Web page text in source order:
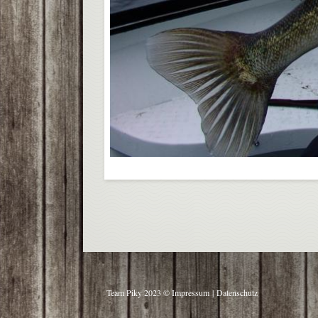
Team Piky 2023 ©Impressum |Datenschutz